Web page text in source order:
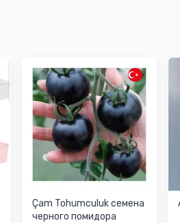
Çam Tohumculuk семена
черного помидора